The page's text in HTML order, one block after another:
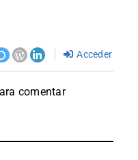
Acceder
comentar